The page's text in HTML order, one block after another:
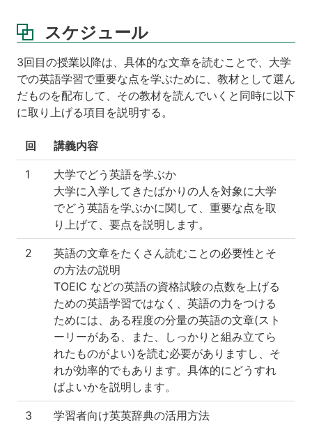
スケジュール
3回目の授業以降は、具体的な文章を読むことで、大学
での英語学習で重要な点を学ぶために、教材として選ん
だものを配布して、その教材を読んでいくと同時に以下
に取り上げる項目を説明する。
回 講義内容
1
大学でどう英語を学ぶか
大学に入学してきたばかりの人を対象に大学
でどう英語を学ぶかに関して、重要な点を取
り上げて、要点を説明します。
2
英語の文章をたくさん読むことの必要性とそ
の方法の説明
TOEIC などの英語の資格試験の点数を上げる
ための英語学習ではなく、英語の力をつける
ためには、ある程度の分量の英語の文章(スト
ーリーがある、また、しっかりと組み立てら
れたものがよい)を読む必要がありますし、そ
れが効率的でもあります。具体的にどうすれ
ばよいかを説明します。
3
学習者向け英英辞典の活用方法